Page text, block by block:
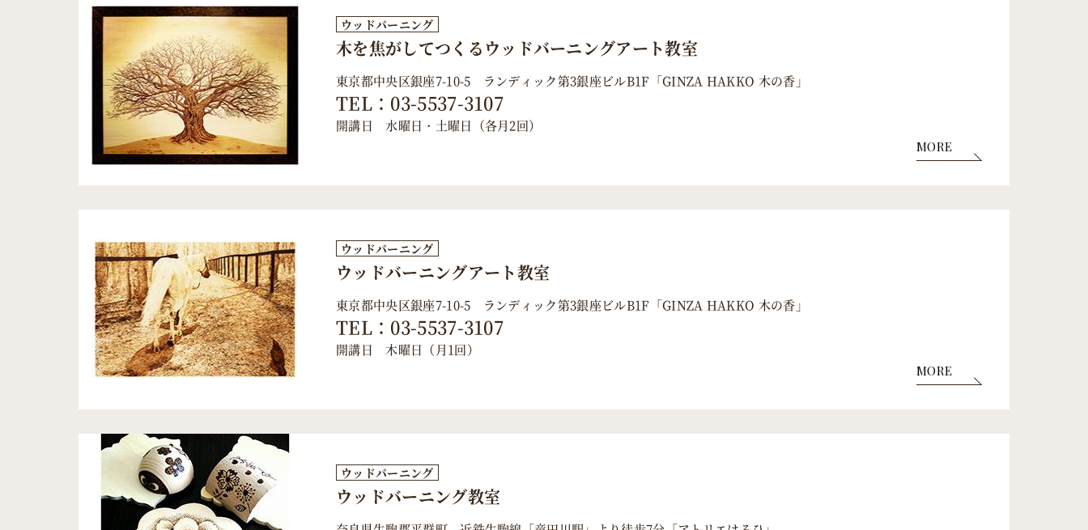
ウッドバーニング
木を焦がしてつくるウッドバーニングアート教室
東京都中央区銀座7-10-5 ランディック第3銀座ビルB1F「GINZA HAKKO 木の香」
TEL：03-5537-3107
開講日 水曜日・土曜日（各月2回）
MORE
ウッドバーニング
ウッドバーニングアート教室
東京都中央区銀座7-10-5 ランディック第3銀座ビルB1F「GINZA HAKKO 木の香」
TEL：03-5537-3107
開講日 木曜日（月1回）
MORE
ウッドバーニング
ウッドバーニング教室